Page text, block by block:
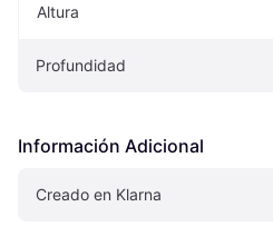
Altura
Profundidad
Información Adicional
Creado en Klarna